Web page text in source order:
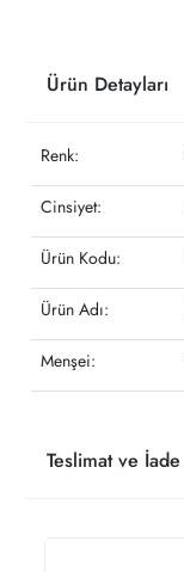
Ürün Detayları
Renk:
Cinsiyet:
Ürün Kodu:
Ürün Adı:
Menşei:
Teslimat ve İade